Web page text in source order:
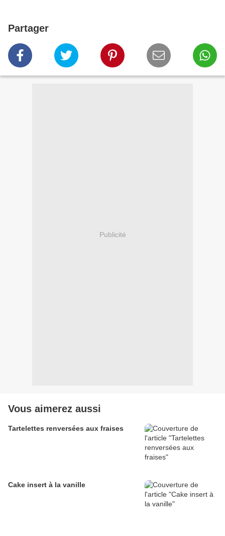
Partager
Publicité
Vous aimerez aussi
Tartelettes renversées aux fraises
Cake insert à la vanille